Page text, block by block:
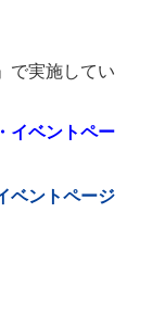
で実施してい
イベントペー
ベントページ